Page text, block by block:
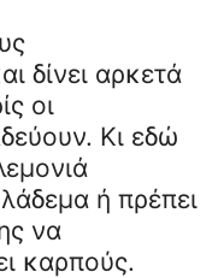
δίνει αρκετά
οι
Κι εδώ
ή πρέπει
να
καρπούς.